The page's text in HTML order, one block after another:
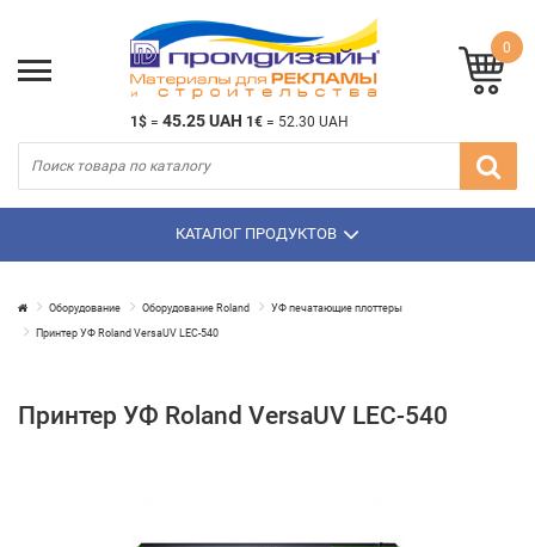
1$ = 45.25 UAH 1€ = 52.30 UAH
0
КАТАЛОГ ПРОДУКТОВ
Оборудование Оборудование Roland УФ печатающие плоттеры
Принтер УФ Roland VersaUV LEC-540
Принтер УФ Roland VersaUV LEC-540